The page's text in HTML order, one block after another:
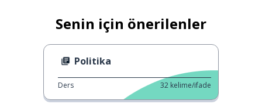
Senin için önerilenler
Politika
Ders 32 kelime/ifade